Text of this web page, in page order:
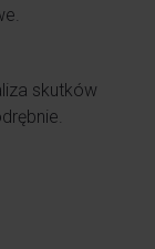
skutków